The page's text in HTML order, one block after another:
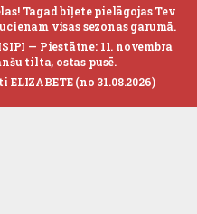
Tagad biļete pielāgojas Tev
visas sezonas garumā.
— Piestātne: 11. novembra
tilta, ostas pusē.
(no 31.08.2026)